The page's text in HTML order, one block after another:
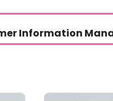
Information